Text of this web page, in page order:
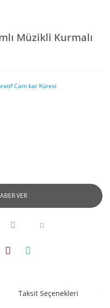
Müzikli Kurmalı
Cam kar Küresi
VER
Taksit Seçenekleri